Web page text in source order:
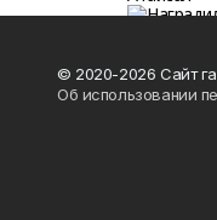
© 2020-2026 Сайт
Об использовании